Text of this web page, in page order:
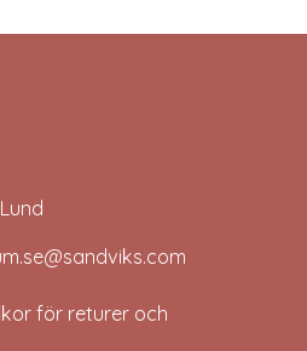
för returer och